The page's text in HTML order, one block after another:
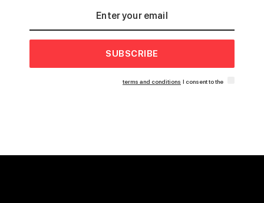
SUBSCRIBE
I consent to the
terms and conditions